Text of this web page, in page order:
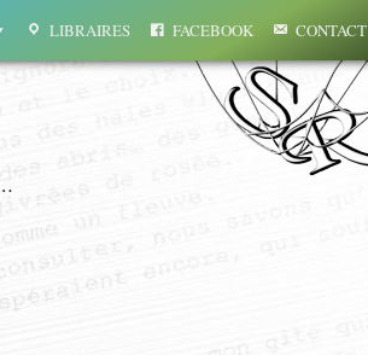
LIBRAIRES FACEBOOK CONTACT